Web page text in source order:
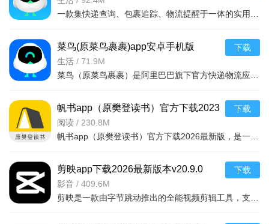
菜鸟(原菜鸟裹裹)app安卓手机版
v8.11.805 2026安卓手机版
生活 / 71.9M
下载
帆书app（原樊登读书）官方下载2023
最新版6.37.6 2026手机版
阅读 / 230.8M
下载
剪映app下载2026最新版本v20.9.0
2026安卓版 视频剪辑
影音 / 409.6M
下载